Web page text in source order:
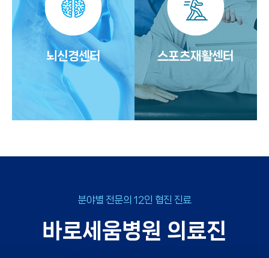
뇌신경센터 스포츠재활센터
분야별 전문의 12인 협진 진료
바로세움병원 의료진